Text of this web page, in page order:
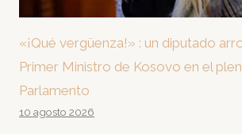
«¡Qué vergüenza!» : un diputado
Primer Ministro de Kosovo en el
Parlamento
10 agosto 2026